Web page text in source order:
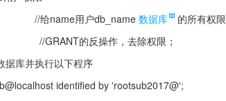
　　　//给name用户db_name 数据库
的所有权限
　　　//GRANT的反操作，去除权限；
据库并执行以下程序
identified by 'rootsub2017@';